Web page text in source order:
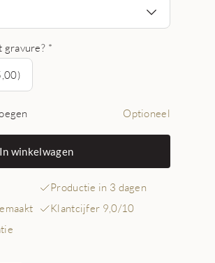
gravure? *
Optioneel
In winkelwagen
Productie in 3 dagen
Klantcijfer 9,0/10